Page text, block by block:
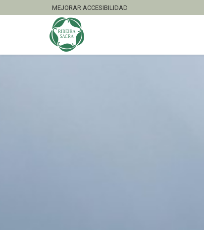
MEJORAR ACCESIBILIDAD